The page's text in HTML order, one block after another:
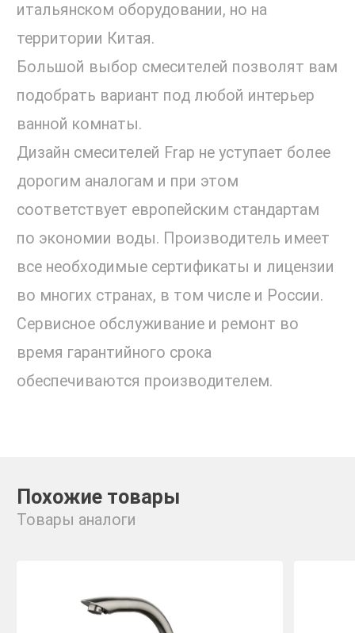
итальянском оборудовании, но на
территории Китая.
Большой выбор смесителей позволят вам
подобрать вариант под любой интерьер
ванной комнаты.
Дизайн смесителей Frap не уступает более
дорогим аналогам и при этом
соответствует европейским стандартам
по экономии воды. Производитель имеет
все необходимые сертификаты и лицензии
во многих странах, в том числе и России.
Сервисное обслуживание и ремонт во
время гарантийного срока
обеспечиваются производителем.
Похожие товары
Товары аналоги